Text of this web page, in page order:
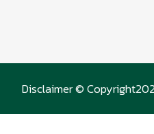
Disclaimer ©